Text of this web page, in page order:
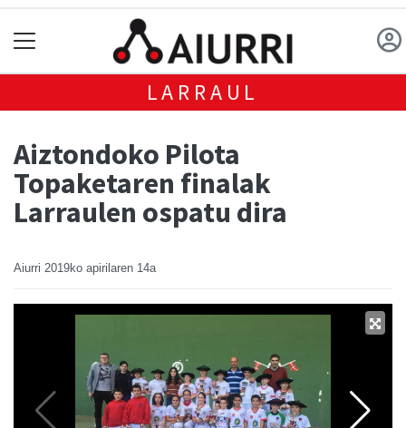
LARRAUL
Aiztondoko Pilota
Topaketaren finalak
Larraulen ospatu dira
Aiurri 2019ko apirilaren 14a